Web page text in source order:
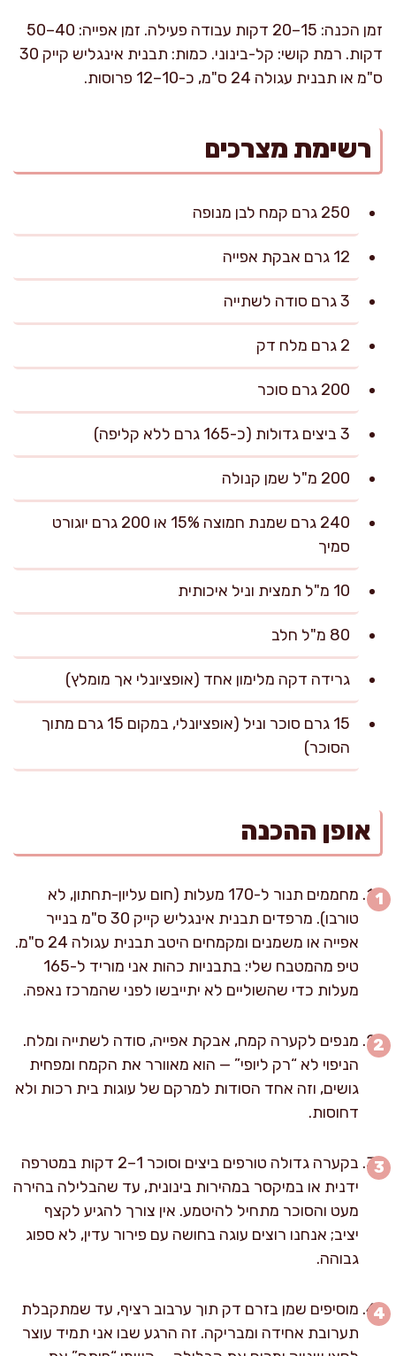
זמן הכנה: 15–20 דקות עבודה פעילה. זמן אפייה: 40–50
דקות. רמת קושי: קל-בינוני. כמות: תבנית אינגליש קייק 30
ס"מ או תבנית עגולה 24 ס"מ, כ-10–12 פרוסות.
רשימת מצרכים
250 גרם קמח לבן מנופה
12 גרם אבקת אפייה
3 גרם סודה לשתייה
2 גרם מלח דק
200 גרם סוכר
3 ביצים גדולות (כ-165 גרם ללא קליפה)
200 מ"ל שמן קנולה
240 גרם שמנת חמוצה 15% או 200 גרם יוגורט
סמיך
10 מ"ל תמצית וניל איכותית
80 מ"ל חלב
גרידה דקה מלימון אחד (אופציונלי אך מומלץ)
15 גרם סוכר וניל (אופציונלי, במקום 15 גרם מתוך
הסוכר)
אופן ההכנה
מחממים תנור ל-170 מעלות (חום עליון-תחתון, לא
טורבו). מרפדים תבנית אינגליש קייק 30 ס"מ בנייר
אפייה או משמנים ומקמחים היטב תבנית עגולה 24 ס"מ.
טיפ מהמטבח שלי: בתבניות כהות אני מוריד ל-165
מעלות כדי שהשוליים לא יתייבשו לפני שהמרכז נאפה.
מנפים לקערה קמח, אבקת אפייה, סודה לשתייה ומלח.
הניפוי לא “רק ליופי” — הוא מאוורר את הקמח ומפחית
גושים, וזה אחד הסודות למרקם של עוגות בית רכות ולא
דחוסות.
בקערה גדולה טורפים ביצים וסוכר 1–2 דקות במטרפה
ידנית או במיקסר במהירות בינונית, עד שהבלילה בהירה
מעט והסוכר מתחיל להיטמע. אין צורך להגיע לקצף
יציב; אנחנו רוצים עוגה בחושה עם פירור עדין, לא ספוג
גבוהה.
מוסיפים שמן בזרם דק תוך ערבוב רציף, עד שמתקבלת
תערובת אחידה ומבריקה. זה הרגע שבו אני תמיד עוצר